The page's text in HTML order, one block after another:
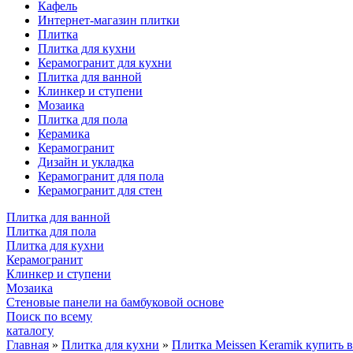
Кафель
Интернет-магазин плитки
Плитка
Плитка для кухни
Керамогранит для кухни
Плитка для ванной
Клинкер и ступени
Мозаика
Плитка для пола
Керамика
Керамогранит
Дизайн и укладка
Керамогранит для пола
Керамогранит для стен
Плитка для ванной
Плитка для пола
Плитка для кухни
Керамогранит
Клинкер и ступени
Мозаика
Стеновые панели на бамбуковой основе
Поиск по всему
каталогу
Главная » Плитка для кухни » Плитка Meissen Keramik купить